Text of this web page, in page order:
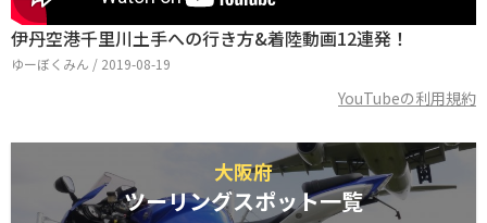
伊丹空港千里川土手への行き方&着陸動画12連発！
ゆーぼくみん / 2019-08-19
YouTubeの利用規約
大阪府
ツーリングスポット一覧